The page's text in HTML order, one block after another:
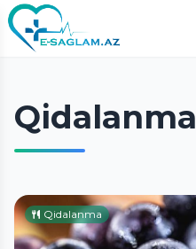
Qidalanma
Qidalanma